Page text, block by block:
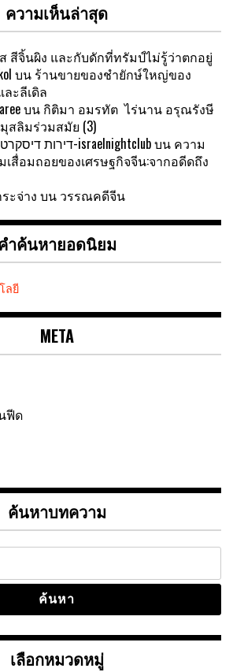
ความเห็นล่าสุด
สีจิ้นผิง และกับดักที่ทรัมป์ไม่รู้ว่าตกอยู่
บน ร้านขายของชำยักษ์ใหญ่ของ
ะลีเดิล
บน กิติมา อมรทัต ไร่นาน อรุณรังษี
ลิมร่วมสมัย (3)
דירות דיסקרטיות בבאר שבע-israelnightclubบน ความ
เสื่อมถอยของเศรษฐกิจจีน:จากอดีดถึง
ะจ่าง บน วรรณคดีจีน
ำค้นหายอดนิยม
ลยี
META
ฟีด
ค้นหาบทความ
เลือกหมวดหมู่